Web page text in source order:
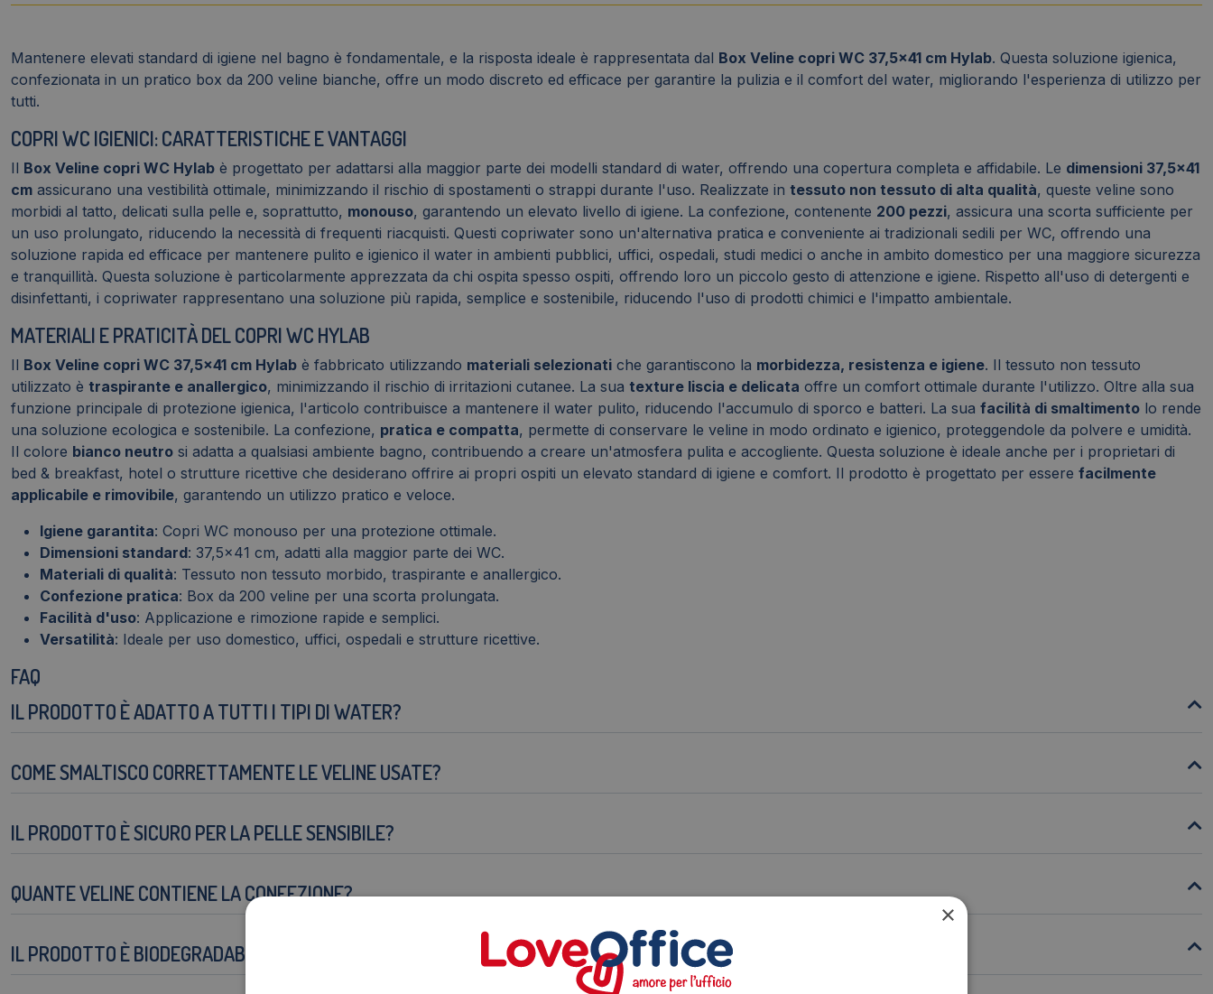
Mantenere elevati standard di igiene nel bagno è fondamentale, e la risposta ideale è rappresentata dal Box Veline copri WC 37,5x41 cm Hylab. Questa soluzione igienica,
confezionata in un pratico box da 200 veline bianche, offre un modo discreto ed efficace per garantire la pulizia e il comfort del water, migliorando l'esperienza di utilizzo per
tutti.
COPRI WC IGIENICI: CARATTERISTICHE E VANTAGGI
Il Box Veline copri WC Hylab è progettato per adattarsi alla maggior parte dei modelli standard di water, offrendo una copertura completa e affidabile. Le dimensioni 37,5x41
cm assicurano una vestibilità ottimale, minimizzando il rischio di spostamenti o strappi durante l'uso. Realizzate in tessuto non tessuto di alta qualità, queste veline sono
morbidi al tatto, delicati sulla pelle e, soprattutto, monouso, garantendo un elevato livello di igiene. La confezione, contenente 200 pezzi, assicura una scorta sufficiente per
un uso prolungato, riducendo la necessità di frequenti riacquisti. Questi copriwater sono un'alternativa pratica e conveniente ai tradizionali sedili per WC, offrendo una
soluzione rapida ed efficace per mantenere pulito e igienico il water in ambienti pubblici, uffici, ospedali, studi medici o anche in ambito domestico per una maggiore sicurezza
e tranquillità. Questa soluzione è particolarmente apprezzata da chi ospita spesso ospiti, offrendo loro un piccolo gesto di attenzione e igiene. Rispetto all'uso di detergenti e
disinfettanti, i copriwater rappresentano una soluzione più rapida, semplice e sostenibile, riducendo l'uso di prodotti chimici e l'impatto ambientale.
MATERIALI E PRATICITÀ DEL COPRI WC HYLAB
Il Box Veline copri WC 37,5x41 cm Hylab è fabbricato utilizzando materiali selezionati che garantiscono la morbidezza, resistenza e igiene. Il tessuto non tessuto
utilizzato è traspirante e anallergico, minimizzando il rischio di irritazioni cutanee. La sua texture liscia e delicata offre un comfort ottimale durante l'utilizzo. Oltre alla sua
funzione principale di protezione igienica, l'articolo contribuisce a mantenere il water pulito, riducendo l'accumulo di sporco e batteri. La sua facilità di smaltimento lo rende
una soluzione ecologica e sostenibile. La confezione, pratica e compatta, permette di conservare le veline in modo ordinato e igienico, proteggendole da polvere e umidità.
Il colore bianco neutro si adatta a qualsiasi ambiente bagno, contribuendo a creare un'atmosfera pulita e accogliente. Questa soluzione è ideale anche per i proprietari di
bed & breakfast, hotel o strutture ricettive che desiderano offrire ai propri ospiti un elevato standard di igiene e comfort. Il prodotto è progettato per essere facilmente
applicabile e rimovibile, garantendo un utilizzo pratico e veloce.
Igiene garantita: Copri WC monouso per una protezione ottimale.
Dimensioni standard: 37,5x41 cm, adatti alla maggior parte dei WC.
Materiali di qualità: Tessuto non tessuto morbido, traspirante e anallergico.
Confezione pratica: Box da 200 veline per una scorta prolungata.
Facilità d'uso: Applicazione e rimozione rapide e semplici.
Versatilità: Ideale per uso domestico, uffici, ospedali e strutture ricettive.
FAQ
IL PRODOTTO È ADATTO A TUTTI I TIPI DI WATER?
COME SMALTISCO CORRETTAMENTE LE VELINE USATE?
IL PRODOTTO È SICURO PER LA PELLE SENSIBILE?
QUANTE VELINE CONTIENE LA CONFEZIONE?
IL PRODOTTO È BIODEGRADABILE?
×